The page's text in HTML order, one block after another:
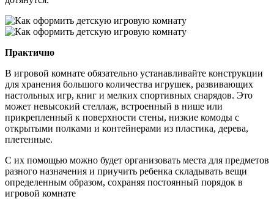
Практично
В игровой комнате обязательно устанавливайте конструкции
для хранения большого количества игрушек, развивающих
настольных игр, книг и мелких спортивных снарядов. Это
может невысокий стеллаж, встроенный в нише или
прикрепленный к поверхности стены, низкие комоды с
открытыми полками и контейнерами из пластика, дерева,
плетенные.
С их помощью можно будет организовать места для предметов
разного назначения и приучить ребенка складывать вещи
определенным образом, сохраняя постоянный порядок в
игровой комнате